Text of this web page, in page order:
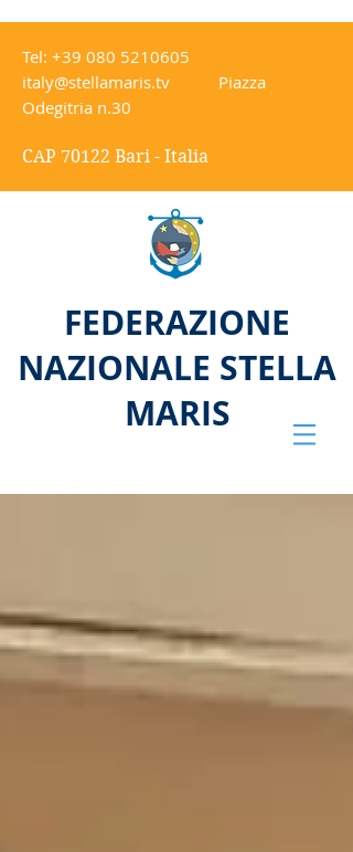
Tel: +39 080 5210605
italy@stellamaris.tv Piazza
Odegitria n.30
CAP 70122 Bari - Italia
FEDERAZIONE
NAZIONALE STELLA
MARIS